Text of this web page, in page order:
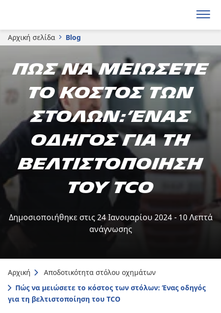
Αρχική σελίδα Blog
Πώς να μειώσετε
το κόστος των
στόλων: Ένας
οδηγός για τη
βελτιστοποίηση
του TCO
Δημοσιοποιήθηκε στις 24 Ιανουαρίου 2024 - 10 Λεπτά
ανάγνωσης
Αρχική
Αποδοτικότητα στόλου οχημάτων
Πώς να μειώσετε το κόστος των στόλων: Ένας οδηγός
για τη βελτιστοποίηση του TCO